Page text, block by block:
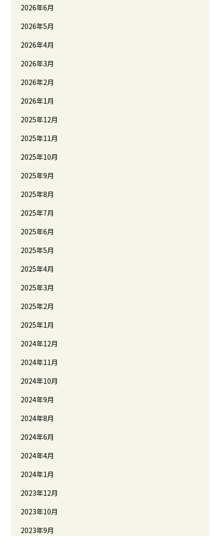
2026年6月
2026年5月
2026年4月
2026年3月
2026年2月
2026年1月
2025年12月
2025年11月
2025年10月
2025年9月
2025年8月
2025年7月
2025年6月
2025年5月
2025年4月
2025年3月
2025年2月
2025年1月
2024年12月
2024年11月
2024年10月
2024年9月
2024年8月
2024年6月
2024年4月
2024年1月
2023年12月
2023年10月
2023年9月